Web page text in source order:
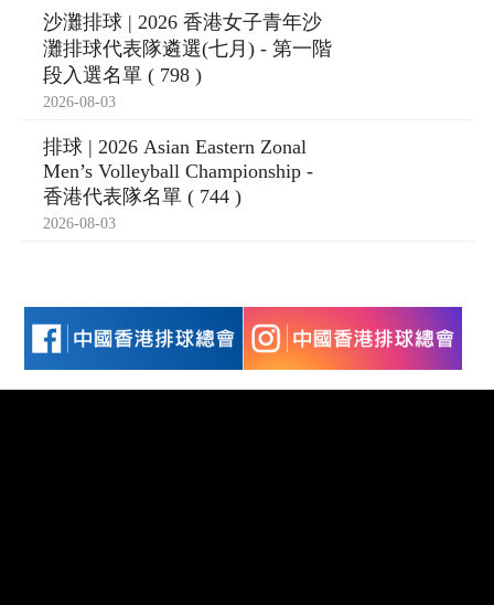
沙灘排球 | 2026 香港女子青年沙
灘排球代表隊遴選(七月) - 第一階
段入選名單 ( 798 )
2026-08-03
排球 | 2026 Asian Eastern Zonal
Men’s Volleyball Championship -
香港代表隊名單 ( 744 )
2026-08-03